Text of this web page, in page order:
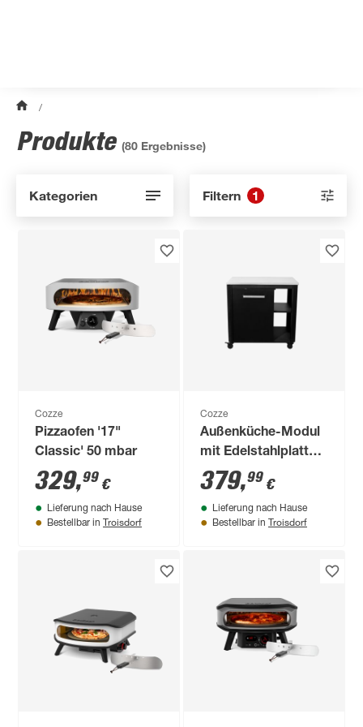
/
Produkte (80 Ergebnisse)
Kategorien Filtern 1
Cozze
Pizzaofen '17"
Classic' 50 mbar
329,99 €
Lieferung nach Hause
Bestellbar in Troisdorf
Cozze
Außenküche-Modul
mit Edelstahlplatte
93,5 x 90 x 67 cm
379,99 €
Lieferung nach Hause
Bestellbar in Troisdorf